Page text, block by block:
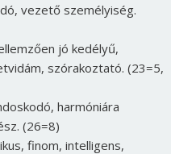
vezető személyiség.
jó kedélyű,
szórakoztató. (23=5,
harmóniára
(26=8)
finom, intelligens,